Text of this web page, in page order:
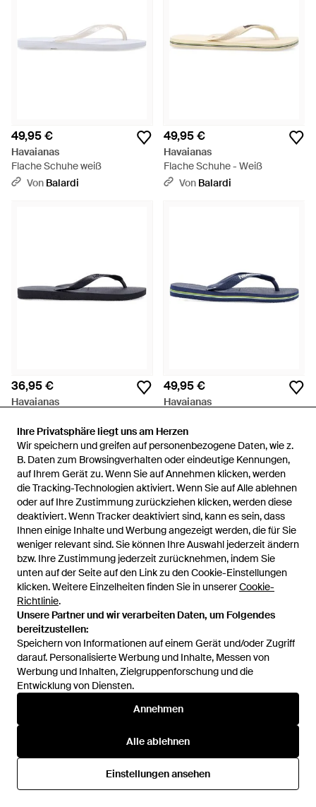
Ihre Privatsphäre liegt uns am Herzen
Wir speichern und greifen auf personenbezogene Daten, wie z.
B. Daten zum Browsingverhalten oder eindeutige Kennungen,
auf Ihrem Gerät zu. Wenn Sie auf Annehmen klicken, werden
die Tracking-Technologien aktiviert. Wenn Sie auf Alle ablehnen
oder auf Ihre Zustimmung zurückziehen klicken, werden diese
deaktiviert. Wenn Tracker deaktiviert sind, kann es sein, dass
Ihnen einige Inhalte und Werbung angezeigt werden, die für Sie
weniger relevant sind. Sie können Ihre Auswahl jederzeit ändern
bzw. Ihre Zustimmung jederzeit zurücknehmen, indem Sie
unten auf der Seite auf den Link zu den Cookie-Einstellungen
klicken. Weitere Einzelheiten finden Sie in unsererCookie-
Richtlinie.
Unsere Partner und wir verarbeiten Daten, um Folgendes
bereitzustellen:
Speichern von Informationen auf einem Gerät und/oder Zugriff
darauf. Personalisierte Werbung und Inhalte, Messen von
Werbung und Inhalten, Zielgruppenforschung und die
Entwicklung von Diensten.
Annehmen
Alle ablehnen
Einstellungen ansehen
Ihre Privatsphäre liegt uns am Herzen
Wir speichern und greifen auf personenbezogene Daten, wie z.
B. Daten zum Browsingverhalten oder eindeutige Kennungen,
auf Ihrem Gerät zu. Wenn Sie auf Annehmen klicken, werden
die Tracking-Technologien aktiviert. Wenn Sie auf Alle ablehnen
oder auf Ihre Zustimmung zurückziehen klicken, werden diese
deaktiviert. Wenn Tracker deaktiviert sind, kann es sein, dass
Ihnen einige Inhalte und Werbung angezeigt werden, die für Sie
weniger relevant sind. Sie können Ihre Auswahl jederzeit ändern
bzw. Ihre Zustimmung jederzeit zurücknehmen, indem Sie
unten auf der Seite auf den Link zu den Cookie-Einstellungen
klicken. Weitere Einzelheiten finden Sie in unsererCookie-
Richtlinie.
Unsere Partner und wir verarbeiten Daten, um Folgendes
bereitzustellen:
Speichern von Informationen auf einem Gerät und/oder Zugriff
darauf. Personalisierte Werbung und Inhalte, Messen von
Werbung und Inhalten, Zielgruppenforschung und die
Entwicklung von Diensten.
Annehmen
Alle ablehnen
Einstellungen ansehen
49,95 €
Havaianas
Flache Schuhe weiß
Von Balardi
49,95 €
Havaianas
Flache Schuhe - Weiß
Von Balardi
36,95 €
Havaianas
VonBalardi
49,95 €
Havaianas
Von
36,95 €
Havaianas
Flache Schuhe - Pink
VonBalardi
49,95 €
Havaianas
Flache Schuhe - Pink